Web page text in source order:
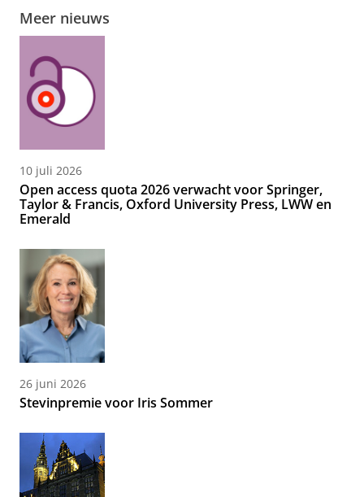
Meer nieuws
10 juli 2026
Open access quota 2026 verwacht voor Springer,
Taylor & Francis, Oxford University Press, LWW en
Emerald
26 juni 2026
Stevinpremie voor Iris Sommer